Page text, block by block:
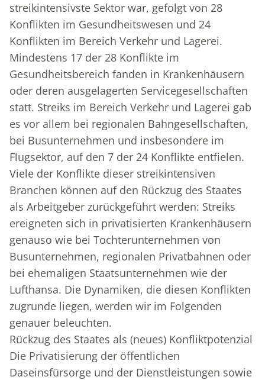
streikintensivste Sektor war, gefolgt von 28
Konflikten im Gesundheitswesen und 24
Konflikten im Bereich Verkehr und Lagerei.
Mindestens 17 der 28 Konflikte im
Gesundheitsbereich fanden in Krankenhäusern
oder deren ausgelagerten Servicegesellschaften
statt. Streiks im Bereich Verkehr und Lagerei gab
es vor allem bei regionalen Bahngesellschaften,
bei Busunternehmen und insbesondere im
Flugsektor, auf den 7 der 24 Konflikte entfielen.
Viele der Konflikte dieser streikintensiven
Branchen können auf den Rückzug des Staates
als Arbeitgeber zurückgeführt werden: Streiks
ereigneten sich in privatisierten Krankenhäusern
genauso wie bei Tochterunternehmen von
Busunternehmen, regionalen Privatbahnen oder
bei ehemaligen Staatsunternehmen wie der
Lufthansa. Die Dynamiken, die diesen Konflikten
zugrunde liegen, werden wir im Folgenden
genauer beleuchten.
Rückzug des Staates als (neues) Konfliktpotenzial
Die Privatisierung der öffentlichen
Daseinsfürsorge und der Dienstleistungen sowie